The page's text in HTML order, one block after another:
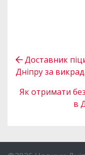
Доставник
Дніпру за
Як отримати
в